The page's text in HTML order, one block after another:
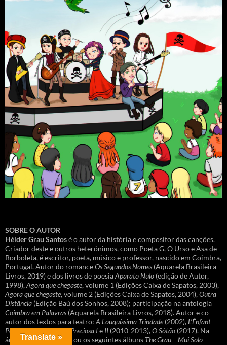
SOBRE O AUTOR
Hélder Grau Santosé o autor da história e compositor das canções.
Criador deste e outros heterónimos, como Poeta G, O Urso e Asa de
Borboleta, é escritor, poeta, músico e professor, nascido em Coimbra,
Portugal. Autor do romanceOs Segundos Nomes (Aquarela Brasileira
Livros, 2019) e dos livros de poesiaAparato Nulo (edição de Autor,
1998),Agora que chegaste, volume 1 (Edições Caixa de Sapatos, 2003),
Agora que chegaste, volume 2 (Edições Caixa de Sapatos, 2004),Outra
Distância (Edição Baú dos Sonhos, 2008); participação na antologia
Coimbra em Palavras (Aquarela Brasileira Livros, 2018). Autor e co-
autor dos textos para teatro: A Louquíssima Trindade (2002),L’Énfant
Possible(2005),Pedra Preciosa Ie II (2010-2013),O Sótão (2017). Na
área musical apresentou os seguintes álbuns The Grau – Mui Solo
Translate »